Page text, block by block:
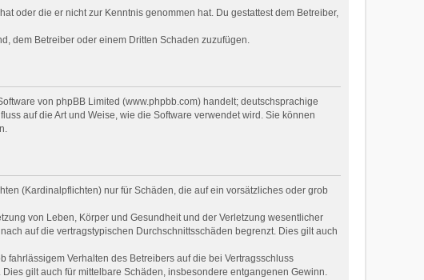
oder die er nicht zur Kenntnis genommen hat. Du gestattest dem Betreiber,
dem Betreiber oder einem Dritten Schaden zuzufügen.
von phpBB Limited (www.phpbb.com) handelt; deutschsprachige
auf die Art und Weise, wie die Software verwendet wird. Sie können
(Kardinalpflichten) nur für Schäden, die auf ein vorsätzliches oder grob
von Leben, Körper und Gesundheit und der Verletzung wesentlicher
auf die vertragstypischen Durchschnittsschäden begrenzt. Dies gilt auch
Verhalten des Betreibers auf die bei Vertragsschluss
gilt auch für mittelbare Schäden, insbesondere entgangenen Gewinn.